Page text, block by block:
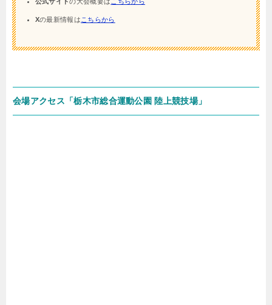
Xの最新情報は こちらから
会場アクセス「栃木市総合運動公園 陸上競技場」